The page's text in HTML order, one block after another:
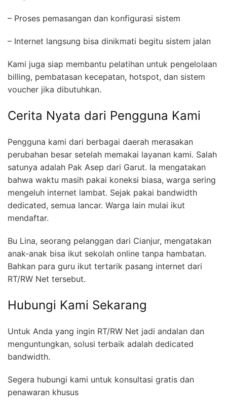
– Proses pemasangan dan konfigurasi sistem
– Internet langsung bisa dinikmati begitu sistem jalan
Kami juga siap membantu pelatihan untuk pengelolaan
billing, pembatasan kecepatan, hotspot, dan sistem
voucher jika dibutuhkan.
Cerita Nyata dari Pengguna Kami
Pengguna kami dari berbagai daerah merasakan
perubahan besar setelah memakai layanan kami. Salah
satunya adalah Pak Asep dari Garut. Ia mengatakan
bahwa waktu masih pakai koneksi biasa, warga sering
mengeluh internet lambat. Sejak pakai bandwidth
dedicated, semua lancar. Warga lain mulai ikut
mendaftar.
Bu Lina, seorang pelanggan dari Cianjur, mengatakan
anak-anak bisa ikut sekolah online tanpa hambatan.
Bahkan para guru ikut tertarik pasang internet dari
RT/RW Net tersebut.
Hubungi Kami Sekarang
Untuk Anda yang ingin RT/RW Net jadi andalan dan
menguntungkan, solusi terbaik adalah dedicated
bandwidth.
Segera hubungi kami untuk konsultasi gratis dan
penawaran khusus